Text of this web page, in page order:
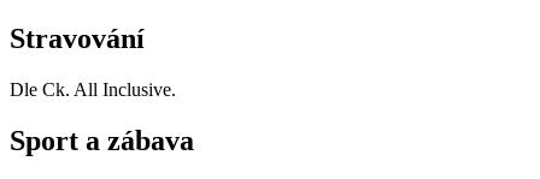
Stravování
Dle Ck. All Inclusive.
Sport a zábava